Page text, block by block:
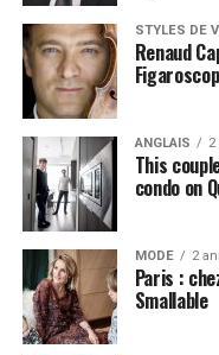
STYLES DE
Renaud
ANGLAIS 2
This
condo on
MODE 2
Paris :
Smallable